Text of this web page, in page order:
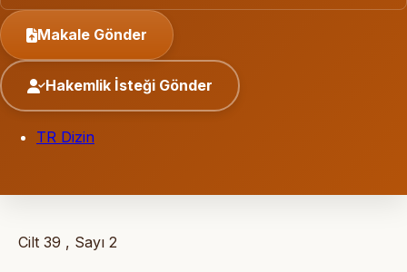
Makale Gönder
Hakemlik İsteği Gönder
TR Dizin
Cilt 39 , Sayı 2